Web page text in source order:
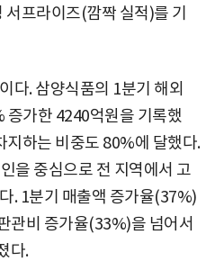
프라이즈(깜짝 실적)를 기
다. 삼양식품의 1분기 해외
증가한 4240억원을 기록했
지하는 비중도 80%에 달했다.
을 중심으로 전 지역에서 고
. 1분기 매출액 증가율(37%)
관비 증가율(33%)을 넘어서
다.